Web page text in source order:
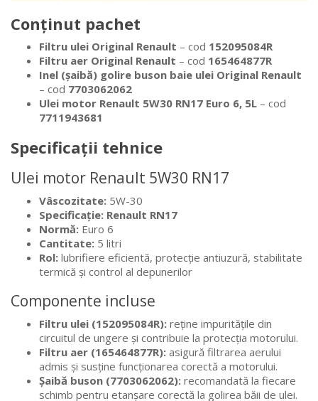
Conținut pachet
Filtru ulei Original Renault – cod 152095084R
Filtru aer Original Renault – cod 165464877R
Inel (șaibă) golire buson baie ulei Original Renault
– cod 7703062062
Ulei motor Renault 5W30 RN17 Euro 6, 5L – cod
7711943681
Specificații tehnice
Ulei motor Renault 5W30 RN17
Vâscozitate: 5W-30
Specificație: Renault RN17
Normă: Euro 6
Cantitate: 5 litri
Rol: lubrifiere eficientă, protecție antiuzură, stabilitate
termică și control al depunerilor
Componente incluse
Filtru ulei (152095084R): reține impuritățile din
circuitul de ungere și contribuie la protecția motorului.
Filtru aer (165464877R): asigură filtrarea aerului
admis și susține funcționarea corectă a motorului.
Șaibă buson (7703062062): recomandată la fiecare
schimb pentru etanșare corectă la golirea băii de ulei.